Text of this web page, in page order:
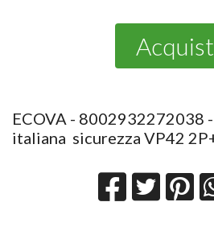
ECOVA - 8002932272038
italiana sicurezza VP42